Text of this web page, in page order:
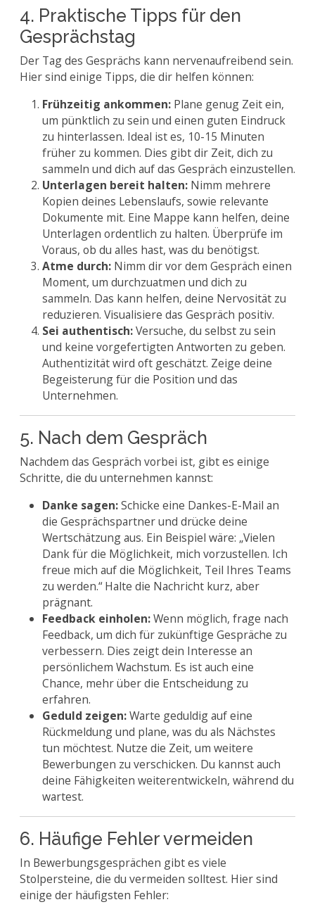
4. Praktische Tipps für den
Gesprächstag
Der Tag des Gesprächs kann nervenaufreibend sein.
Hier sind einige Tipps, die dir helfen können:
Frühzeitig ankommen: Plane genug Zeit ein,
um pünktlich zu sein und einen guten Eindruck
zu hinterlassen. Ideal ist es, 10-15 Minuten
früher zu kommen. Dies gibt dir Zeit, dich zu
sammeln und dich auf das Gespräch einzustellen.
Unterlagen bereit halten: Nimm mehrere
Kopien deines Lebenslaufs, sowie relevante
Dokumente mit. Eine Mappe kann helfen, deine
Unterlagen ordentlich zu halten. Überprüfe im
Voraus, ob du alles hast, was du benötigst.
Atme durch: Nimm dir vor dem Gespräch einen
Moment, um durchzuatmen und dich zu
sammeln. Das kann helfen, deine Nervosität zu
reduzieren. Visualisiere das Gespräch positiv.
Sei authentisch:Versuche, du selbst zu sein
und keine vorgefertigten Antworten zu geben.
Authentizität wird oft geschätzt. Zeige deine
Begeisterung für die Position und das
Unternehmen.
5. Nach dem Gespräch
Nachdem das Gespräch vorbei ist, gibt es einige
Schritte, die du unternehmen kannst:
Danke sagen:Schicke eine Dankes-E-Mail an
die Gesprächspartner und drücke deine
Wertschätzung aus. Ein Beispiel wäre: „Vielen
Dank für die Möglichkeit, mich vorzustellen. Ich
freue mich auf die Möglichkeit, Teil Ihres Teams
zu werden.“ Halte die Nachricht kurz, aber
prägnant.
Feedback einholen:Wenn möglich, frage nach
Feedback, um dich für zukünftige Gespräche zu
verbessern. Dies zeigt dein Interesse an
persönlichem Wachstum. Es ist auch eine
Chance, mehr über die Entscheidung zu
erfahren.
Geduld zeigen:Warte geduldig auf eine
Rückmeldung und plane, was du als Nächstes
tun möchtest. Nutze die Zeit, um weitere
Bewerbungen zu verschicken. Du kannst auch
deine Fähigkeiten weiterentwickeln, während du
wartest.
6. Häufige Fehler vermeiden
In Bewerbungsgesprächen gibt es viele
Stolpersteine, die du vermeiden solltest. Hier sind
einige der häufigsten Fehler: